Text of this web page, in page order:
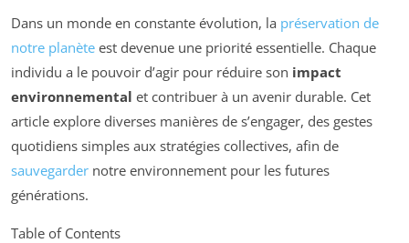
Dans un monde en constante évolution, la préservation de
notre planète est devenue une priorité essentielle. Chaque
individu a le pouvoir d’agir pour réduire son impact
environnemental et contribuer à un avenir durable. Cet
article explore diverses manières de s’engager, des gestes
quotidiens simples aux stratégies collectives, afin de
sauvegarder notre environnement pour les futures
générations.
Table of Contents